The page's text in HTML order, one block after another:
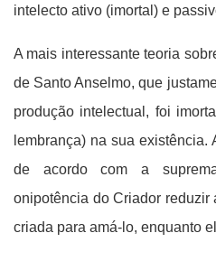
intelecto ativo (imortal) e
A mais interessante teoria
de Santo Anselmo, que
produção intelectual, foi
lembrança) na sua
de acordo com a
onipotência do Criador reduzir
criada para amá-lo, enquanto